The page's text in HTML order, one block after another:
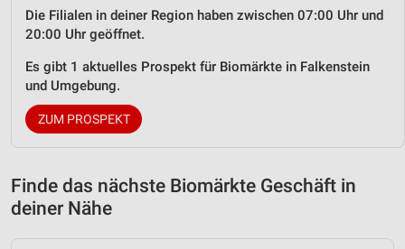
Die Filialen in deiner Region haben zwischen 07:00 Uhr und
20:00 Uhr geöffnet.
Es gibt 1 aktuelles Prospekt für Biomärkte in Falkenstein
und Umgebung.
ZUM PROSPEKT
Finde das nächste Biomärkte Geschäft in
deiner Nähe